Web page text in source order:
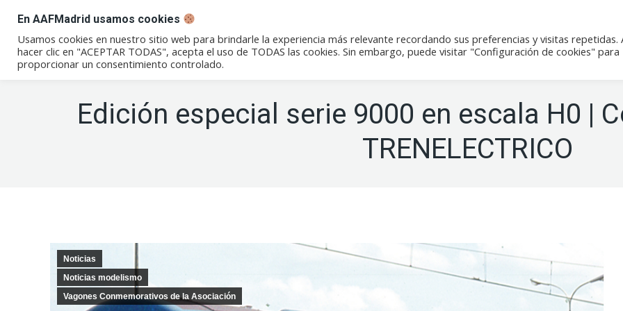
Conócenos Eventos Noticias Actividades Tienda Contacto
Edición especial serie 9000 en escala H0 |
TRENELECTRICO
Noticias
Noticias modelismo
Vagones Conmemorativos de la Asociación
En AAFMadrid usamos cookies
Usamos cookies en nuestro sitio web para brindarle la experiencia más relevante recordando sus preferencias y visitas repetidas.
hacer clic en "ACEPTAR TODAS", acepta el uso de TODAS las cookies. Sin embargo, puede visitar "Configuración de cookies" para
proporcionar un consentimiento controlado.